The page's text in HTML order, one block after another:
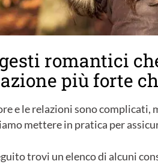
romantici
più forte
e le relazioni sono
mettere in pratica per
trovi un elenco di alcuni